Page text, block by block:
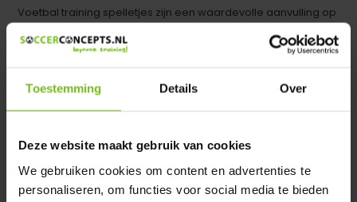
Toestemming Details Over
Deze website maakt gebruik van cookies
We gebruiken cookies om content en advertenties te
personaliseren, om functies voor social media te bieden
Voetbal training spelletjes zijn een waardevolle aanvulling op
de reguliere trainingssessies. Naast de standaard
oefeningen die jullie iedere training doen om het voetbal
aantal voetbal training spelletjes in de training verwerken.
Deze activiteiten bieden spelers de kans om hun
en ook nog eens extra plezier te beleven aan het spel. Met de
volgende voetbal training spelletjes zet je een effectieve en
boeiende voetbaltraining in elkaar: